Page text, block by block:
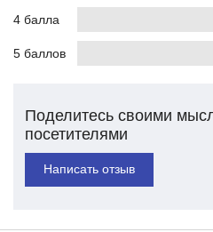
4 балла
5 баллов
Поделитесь своими
посетителями
Написать отзыв